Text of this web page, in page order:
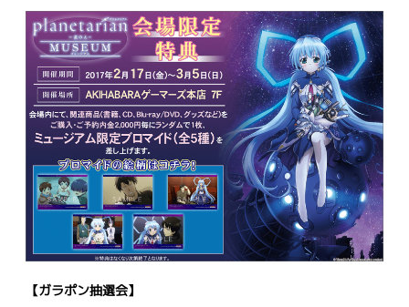
【ガラポン抽選会】